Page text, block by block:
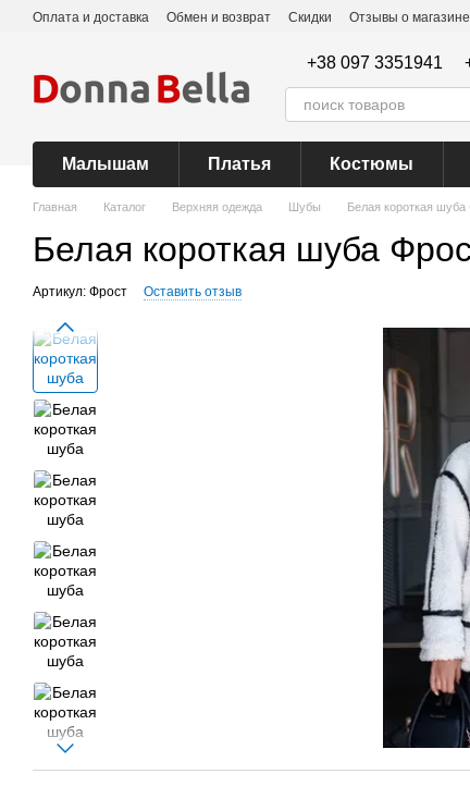
Перейти к основному контенту
Оплата и доставка Обмен и возврат Скидки Отзывы о магазине
+38 097 3351941
Малышам Платья Костюмы
Главная Каталог Верхняя одежда Шубы Белая короткая шуба
Белая короткая шуба
Артикул: Фрост Оставить отзыв